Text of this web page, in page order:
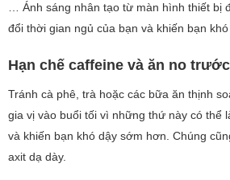
… Ánh sáng nhân tạo từ màn hình thiết bị
đổi thời gian ngủ của bạn và khiến bạn khó
Hạn chế caffeine và ăn no
Tránh cà phê, trà hoặc các bữa ăn thịnh
gia vị vào buổi tối vì những thứ này có thể
và khiến bạn khó dậy sớm hơn. Chúng
axit dạ dày.